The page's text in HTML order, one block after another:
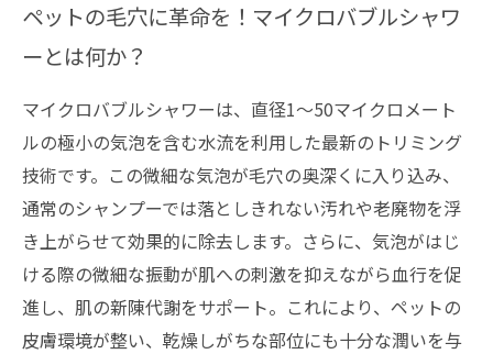
ルシャワーの活用事例
未来のトリミングを変える！マイクロバブルシ
マイクロバブルシャワー導入のメリットと安全
性について
あなたのペットに最適なトリミング技術を選ぶ
ために知っておきたいこと
ペットの毛穴に革命を！マイクロバブルシャワ
ーとは何か？
マイクロバブルシャワーは、直径1〜50マイクロメート
ルの極小の気泡を含む水流を利用した最新のトリミング
技術です。この微細な気泡が毛穴の奥深くに入り込み、
通常のシャンプーでは落としきれない汚れや老廃物を浮
き上がらせて効果的に除去します。さらに、気泡がはじ
ける際の微細な振動が肌への刺激を抑えながら血行を促
進し、肌の新陳代謝をサポート。これにより、ペットの
皮膚環境が整い、乾燥しがちな部位にも十分な潤いを与